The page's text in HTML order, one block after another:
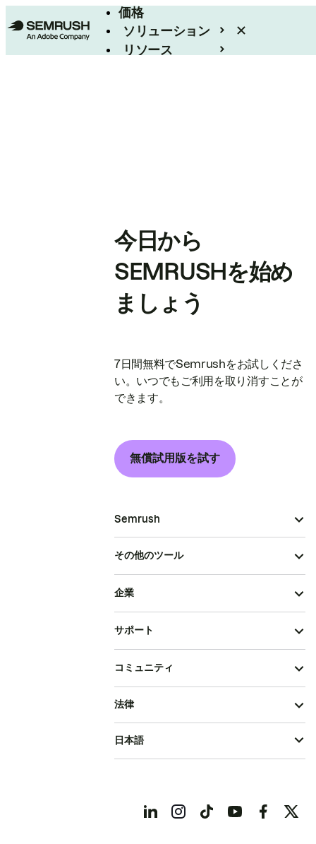
価格
ソリューション
リソース
今日から
SEMRUSHを始め
ましょう
7日間無料でSemrushをお試しくださ
い。いつでもご利用を取り消すことが
できます。
無償試用版を試す
Semrush
その他のツール
企業
サポート
コミュニティ
法律
日本語